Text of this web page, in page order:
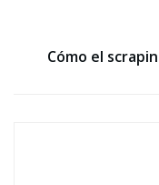
Cómo el